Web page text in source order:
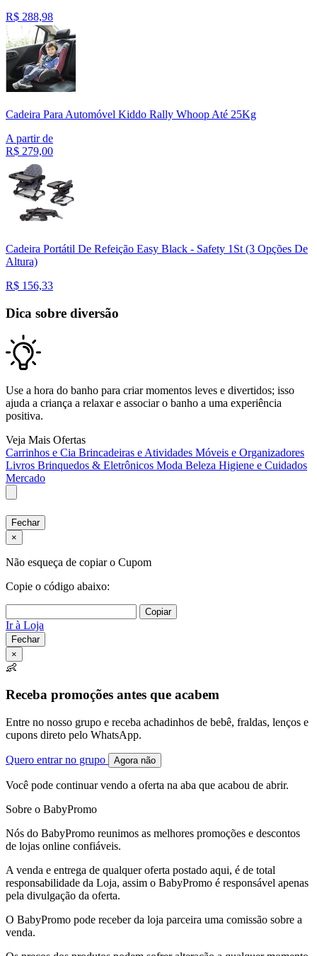
R$ 288,98
Cadeira Para Automóvel Kiddo Rally Whoop Até 25Kg
A partir de
R$ 279,00
Cadeira Portátil De Refeição Easy Black - Safety 1St (3 Opções De
Altura)
R$ 156,33
Dica sobre diversão
Use a hora do banho para criar momentos leves e divertidos; isso
ajuda a criança a relaxar e associar o banho a uma experiência
positiva.
Veja Mais Ofertas
Carrinhos e Cia Brincadeiras e Atividades Móveis e Organizadores
Livros Brinquedos & Eletrônicos Moda Beleza Higiene e Cuidados
Mercado
Fechar
×
Não esqueça de copiar o Cupom
Copie o código abaixo:
Copiar
Ir à Loja
Fechar
×
👶
Receba promoções antes que acabem
Entre no nosso grupo e receba achadinhos de bebê, fraldas, lenços e
cupons direto pelo WhatsApp.
Quero entrar no grupo Agora não
Você pode continuar vendo a oferta na aba que acabou de abrir.
Sobre o BabyPromo
Nós do BabyPromo reunimos as melhores promoções e descontos
de lojas online confiáveis.
A venda e entrega de qualquer oferta postado aqui, é de total
responsabilidade da Loja, assim o BabyPromo é responsável apenas
pela divulgação da oferta.
O BabyPromo pode receber da loja parceira uma comissão sobre a
venda.